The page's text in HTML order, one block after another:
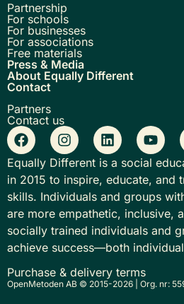
Partnership
For schools
For businesses
For associations
Free materials
Press & Media
About Equally Different
Contact
Partners
Contact us
Equally Different is a social
in 2015 to inspire, educate, and
skills. Individuals and groups
are more empathetic, inclusive,
socially trained individuals and
achieve success—both
Purchase & delivery terms
OpenMetoden AB © 2015-2026 | Org. nr: